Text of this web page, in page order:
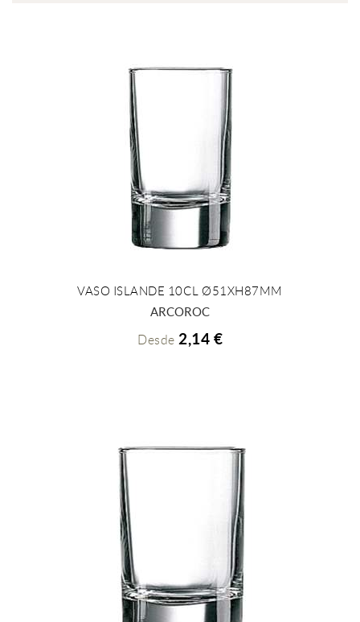
+ INFO
VASO ISLANDE 10CL Ø51XH87MM
ARCOROC
Desde 2,14 €